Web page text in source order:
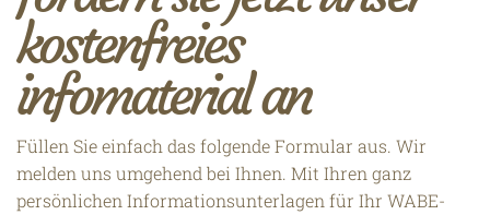
kostenfreies
infomaterial an
Füllen Sie einfach das folgende Formular aus. Wir
melden uns umgehend bei Ihnen. Mit Ihren ganz
persönlichen Informationsunterlagen für Ihr WABE-